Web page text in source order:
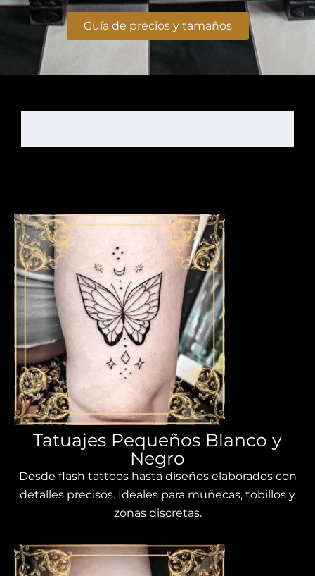
Guía de precios y tamaños
Tatuajes Pequeños Blanco y
Negro
Desde flash tattoos hasta diseños elaborados con
detalles precisos. Ideales para muñecas, tobillos y
zonas discretas.